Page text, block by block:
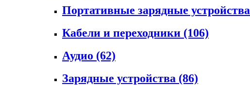
Портативные зарядные устройства
Кабели и переходники (106)
Аудио (62)
Зарядные устройства (86)